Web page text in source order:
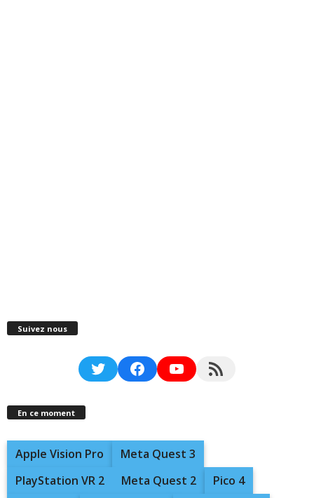
Suivez nous
TwitterFacebookYouTubeRSS Feed
En ce moment
Apple Vision Pro
Meta Quest 3
PlayStation VR 2
Meta Quest 2
Pico 4